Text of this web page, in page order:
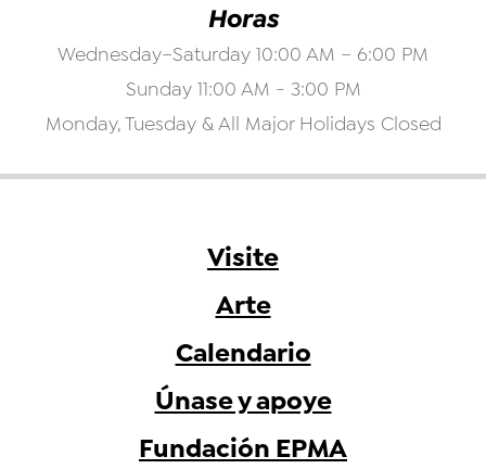
Horas
Wednesday–Saturday 10:00 AM – 6:00 PM
Sunday 11:00 AM - 3:00 PM
Monday, Tuesday & All Major Holidays Closed
Visite
Arte
Calendario
Únase y apoye
Fundación EPMA